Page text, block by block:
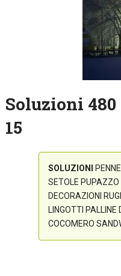
Soluzioni
15
SOLUZIONI
SETOLE
DECORAZIONI
LINGOTTI
COCOMERO